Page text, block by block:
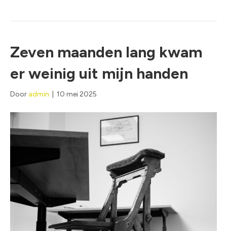
Zeven maanden lang kwam
er weinig uit mijn handen
Door admin 10 mei 2025